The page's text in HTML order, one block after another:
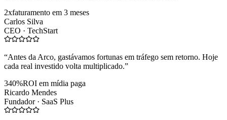
2xfaturamento em 3 meses
Carlos Silva
CEO · TechStart
“Antes da Arco, gastávamos fortunas em tráfego sem retorno. Hoje
cada real investido volta multiplicado.”
340%ROI em mídia paga
Ricardo Mendes
Fundador · SaaS Plus